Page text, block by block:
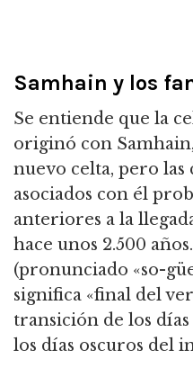
Samhain y los
Se entiende que la
originó con
nuevo celta, pero las
asociados con él
anteriores a la
hace unos 2.500
(pronunciado «so-
significa «final del
transición de los
los días oscuros del